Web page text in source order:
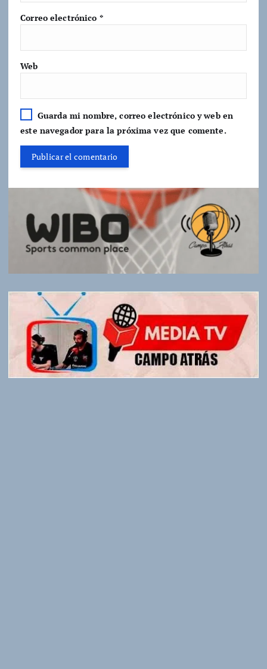
Correo electrónico *
Web
Guarda mi nombre, correo electrónico y web en
este navegador para la próxima vez que comente.